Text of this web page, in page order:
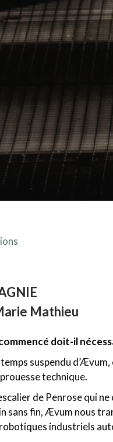
Mathieu
doit-il
suspendu
technique.
de Penrose qui
sans fin, Ævum nous
industriels